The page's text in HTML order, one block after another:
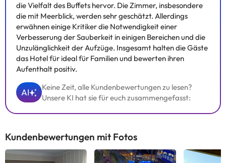
die Vielfalt des Buffets hervor. Die Zimmer, insbesondere
die mit Meerblick, werden sehr geschätzt. Allerdings
erwähnen einige Kritiker die Notwendigkeit einer
Verbesserung der Sauberkeit in einigen Bereichen und die
Unzulänglichkeit der Aufzüge. Insgesamt halten die Gäste
das Hotel für ideal für Familien und bewerten ihren
Aufenthalt positiv.
AI
Keine Zeit, alle Kundenbewertungen zu lesen?
Unsere KI hat sie für euch zusammengefasst:
Kundenbewertungen mit Fotos